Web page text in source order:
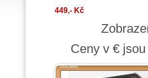
449,- Kč
Ceny v €
REKLAMA: